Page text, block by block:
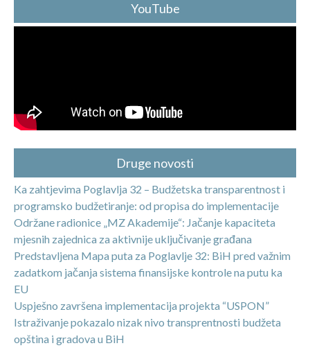
YouTube
Druge novosti
Ka zahtjevima Poglavlja 32 – Budžetska transparentnost i
programsko budžetiranje: od propisa do implementacije
Održane radionice „MZ Akademije“: Jačanje kapaciteta
mjesnih zajednica za aktivnije uključivanje građana
Predstavljena Mapa puta za Poglavlje 32: BiH pred važnim
zadatkom jačanja sistema finansijske kontrole na putu ka
EU
Uspješno završena implementacija projekta “USPON”
Istraživanje pokazalo nizak nivo transprentnosti budžeta
opština i gradova u BiH